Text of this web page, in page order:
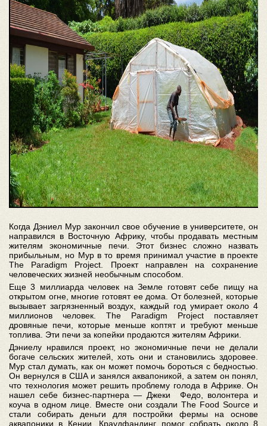
Когда Дэниел Мур закончил свое обучение в университете, он
направился в Восточную Африку, чтобы продавать местным
жителям экономичные печи. Этот бизнес сложно назвать
прибыльным, но Мур в то время принимал участие в проекте
The Paradigm Project. Проект направлен на сохранение
человеческих жизней необычным способом.
Еще 3 миллиарда человек на Земле готовят себе пищу на
открытом огне, многие готовят ее дома. От болезней, которые
вызывает загрязненный воздух, каждый год умирает около 4
миллионов человек. The Paradigm Project поставляет
дровяные печи, которые меньше коптят и требуют меньше
топлива. Эти печи за копейки продаются жителям Африки.
Дэниелу нравился проект, но экономичные печи не делали
богаче сельских жителей, хоть они и становились здоровее.
Мур стал думать, как он может помочь бороться с бедностью.
Он вернулся в США и занялся аквапоникой, а затем он понял,
что технология может решить проблему голода в Африке. Он
нашел себе бизнес-партнера — Джеки Федо, волонтера и
коуча в одном лице. Вместе они создали The Food Source и
стали собирать деньги для постройки фермы на основе
аквапоники в Кении. Краудфандинг помог собрать около 8